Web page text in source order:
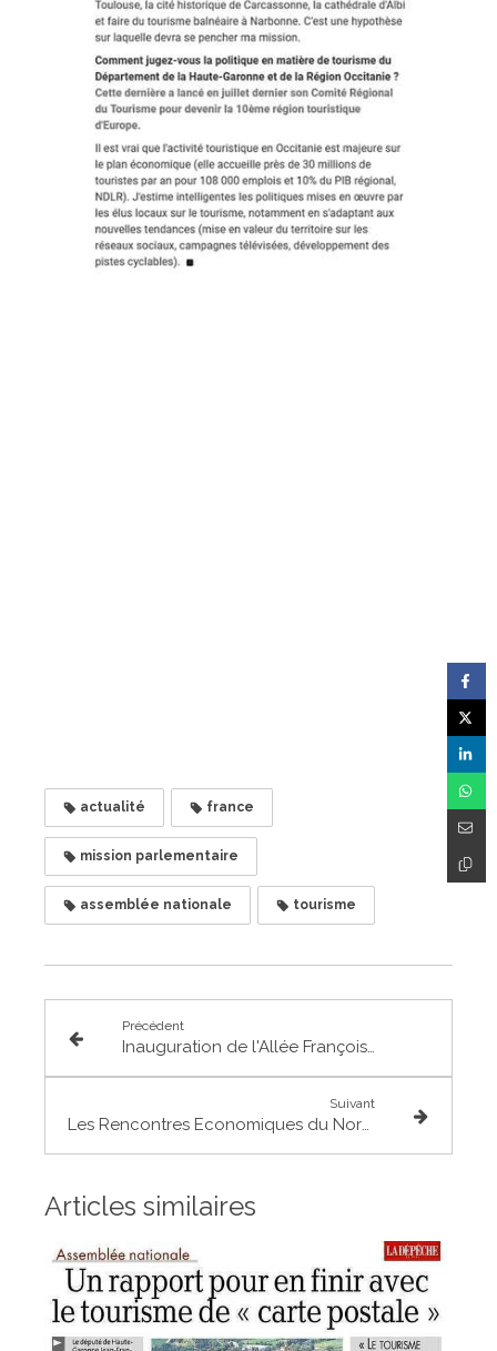
actualité france
mission parlementaire
assemblée nationale tourisme
Précédent
Inauguration de l'Allée Françoise de Veyrinas à Saint-Alban
Suivant
Les Rencontres Economiques du Nord Toulousain : visite de l'entreprise Graviers Garonnais à Ondes
Articles similaires